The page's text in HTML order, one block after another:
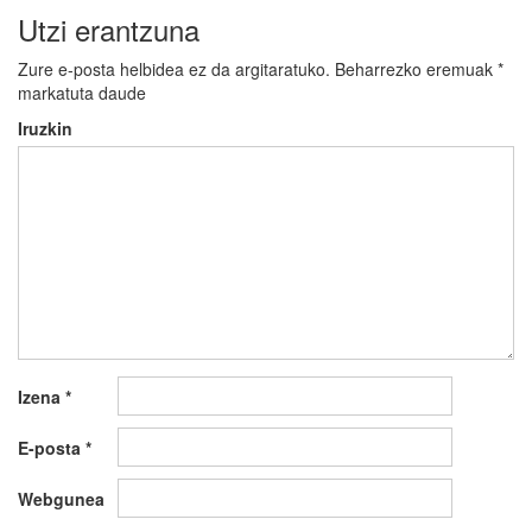
Utzi erantzuna
Zure e-posta helbidea ez da argitaratuko. Beharrezko eremuak *
markatuta daude
Iruzkin
Izena *
E-posta *
Webgunea